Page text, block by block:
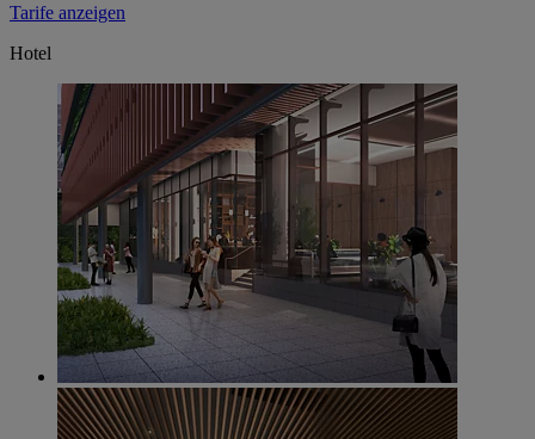
Tarife anzeigen
Hotel